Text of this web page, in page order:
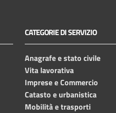
CATEGORIE DI SERVIZIO
Anagrafe e stato civile
Vita lavorativa
Imprese e Commercio
Catasto e urbanistica
Mobilità e trasporti